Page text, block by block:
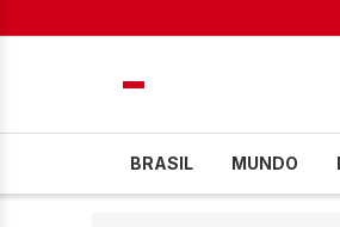
BRASIL MUNDO